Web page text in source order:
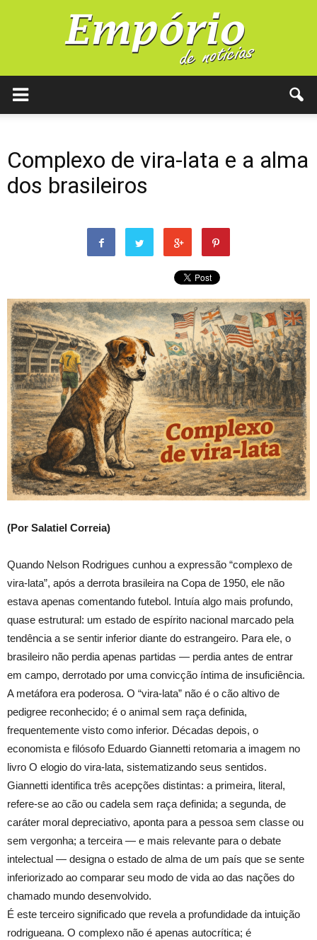
Complexo de vira-lata e a alma
dos brasileiros
(Por Salatiel Correia)
Quando Nelson Rodrigues cunhou a expressão “complexo de
vira-lata”, após a derrota brasileira na Copa de 1950, ele não
estava apenas comentando futebol. Intuía algo mais profundo,
quase estrutural: um estado de espírito nacional marcado pela
tendência a se sentir inferior diante do estrangeiro. Para ele, o
brasileiro não perdia apenas partidas — perdia antes de entrar
em campo, derrotado por uma convicção íntima de insuficiência.
A metáfora era poderosa. O “vira-lata” não é o cão altivo de
pedigree reconhecido; é o animal sem raça definida,
frequentemente visto como inferior. Décadas depois, o
economista e filósofo Eduardo Giannetti retomaria a imagem no
livro O elogio do vira-lata, sistematizando seus sentidos.
Giannetti identifica três acepções distintas: a primeira, literal,
refere-se ao cão ou cadela sem raça definida; a segunda, de
caráter moral depreciativo, aponta para a pessoa sem classe ou
sem vergonha; a terceira — e mais relevante para o debate
intelectual — designa o estado de alma de um país que se sente
inferiorizado ao comparar seu modo de vida ao das nações do
chamado mundo desenvolvido.
É este terceiro significado que revela a profundidade da intuição
rodrigueana. O complexo não é apenas autocrítica; é